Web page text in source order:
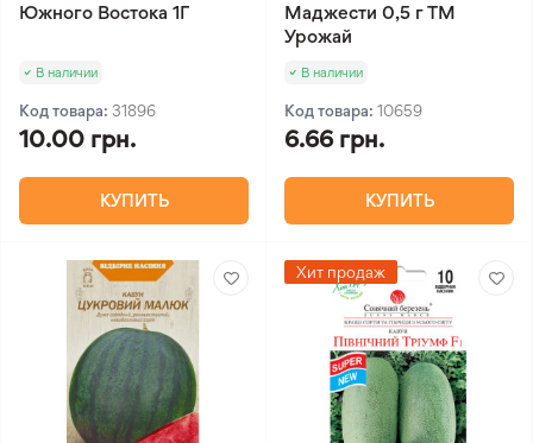
Южного Востока 1Г
В наличии
Код товара: 31896
10.00 грн.
КУПИТЬ
Маджести 0,5 г ТМ
Урожай
В наличии
Код товара: 10659
6.66 грн.
КУПИТЬ
Хит продаж